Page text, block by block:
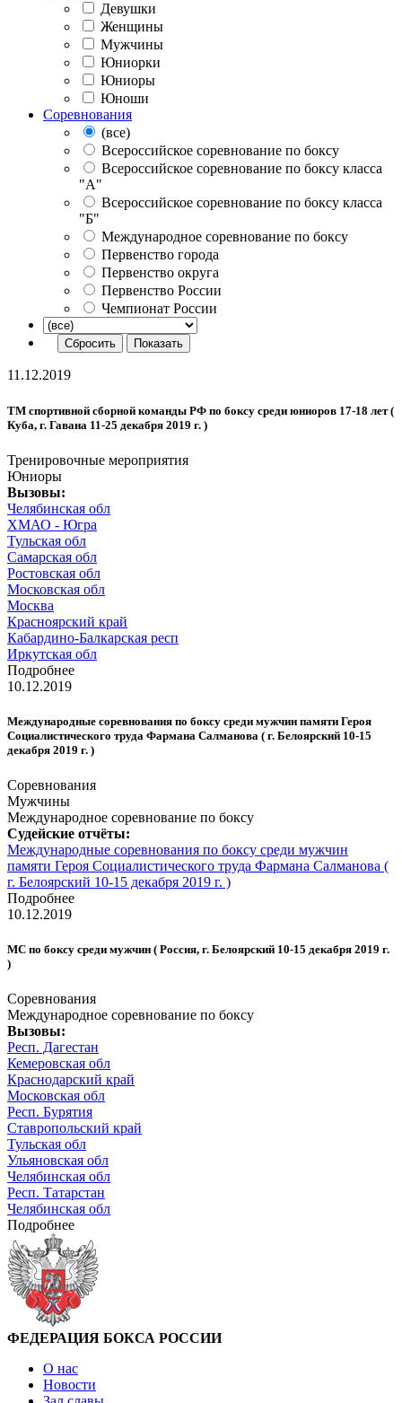
Девушки
Женщины
Мужчины
Юниорки
Юниоры
Юноши
Соревнования
(все)
Всероссийское соревнование по боксу
Всероссийское соревнование по боксу класса
"А"
Всероссийское соревнование по боксу класса
"Б"
Международное соревнование по боксу
Первенство города
Первенство округа
Первенство России
Чемпионат России
11.12.2019
ТМ спортивной сборной команды РФ по боксу среди юниоров 17-18 лет (
Куба, г. Гавана 11-25 декабря 2019 г. )
Тренировочные мероприятия
Юниоры
Вызовы:
Челябинская обл
ХМАО - Югра
Тульская обл
Самарская обл
Ростовская обл
Московская обл
Москва
Красноярский край
Кабардино-Балкарская респ
Иркутская обл
Подробнее
10.12.2019
Международные соревнования по боксу среди мужчин памяти Героя
Социалистического труда Фармана Салманова ( г. Белоярский 10-15
декабря 2019 г. )
Соревнования
Мужчины
Международное соревнование по боксу
Судейские отчёты:
Международные соревнования по боксу среди мужчин
памяти Героя Социалистического труда Фармана Салманова (
г. Белоярский 10-15 декабря 2019 г. )
Подробнее
10.12.2019
МС по боксу среди мужчин ( Россия, г. Белоярский 10-15 декабря 2019 г.
)
Соревнования
Международное соревнование по боксу
Вызовы:
Респ. Дагестан
Кемеровская обл
Краснодарский край
Московская обл
Респ. Бурятия
Ставропольский край
Тульская обл
Ульяновская обл
Челябинская обл
Респ. Татарстан
Челябинская обл
Подробнее
ФЕДЕРАЦИЯ БОКСА РОССИИ
О нас
Новости